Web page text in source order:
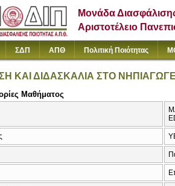
Μονάδα
Αριστοτέλειο
ΣΔΠ ΑΠΘ Πολιτική Ποιότητας
ΚΑΙ ΔΙΔΑΣΚΑΛΙΑ ΣΤΟ
Μαθήματος